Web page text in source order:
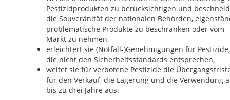
Pestizidprodukten zu berücksichtigen und
die Souveränität der nationalen Behörden,
problematische Produkte zu beschränken oder vom
Markt zu nehmen,
erleichtert sie (Notfall-)Genehmigungen für Pestizide,
die nicht den Sicherheitsstandards entsprechen,
weitet sie für verbotene Pestizide die
für den Verkauf, die Lagerung und die Verwendung
bis zu drei Jahre aus.